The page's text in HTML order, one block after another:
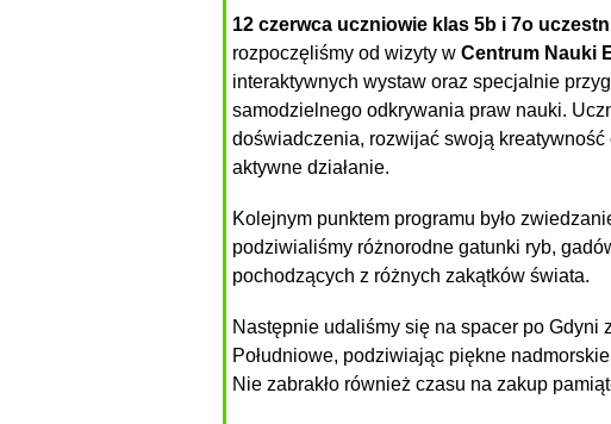
12 czerwca uczniowie klas 5b i 7o
rozpoczęliśmy od wizyty w Centrum Nauki
interaktywnych wystaw oraz specjalnie
samodzielnego odkrywania praw nauki.
doświadczenia, rozwijać swoją
aktywne działanie.
Kolejnym punktem programu było
podziwialiśmy różnorodne gatunki ryb,
pochodzących z różnych zakątków świata.
Następnie udaliśmy się na spacer po
Południowe, podziwiając piękne
Nie zabrakło również czasu na zakup